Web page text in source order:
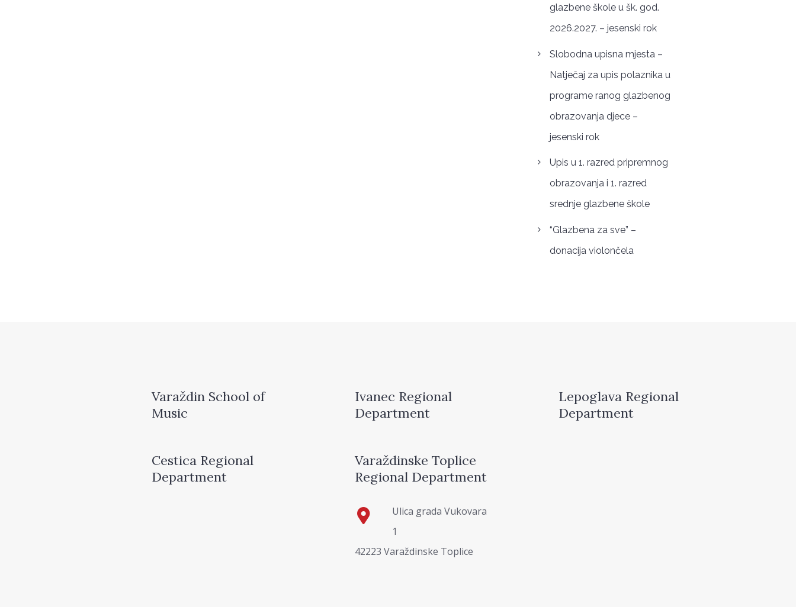
glazbene škole u šk. god.
2026.2027. – jesenski rok
Slobodna upisna mjesta –
Natječaj za upis polaznika u
programe ranog glazbenog
obrazovanja djece –
jesenski rok
Upis u 1. razred pripremnog
obrazovanja i 1. razred
srednje glazbene škole
“Glazbena za sve” –
donacija violončela
Varaždin School of
Music
Ivanec Regional
Department
Lepoglava Regional
Department
Cestica Regional
Department
Varaždinske Toplice
Regional Department
Ulica grada Vukovara
1
42223 Varaždinske Toplice